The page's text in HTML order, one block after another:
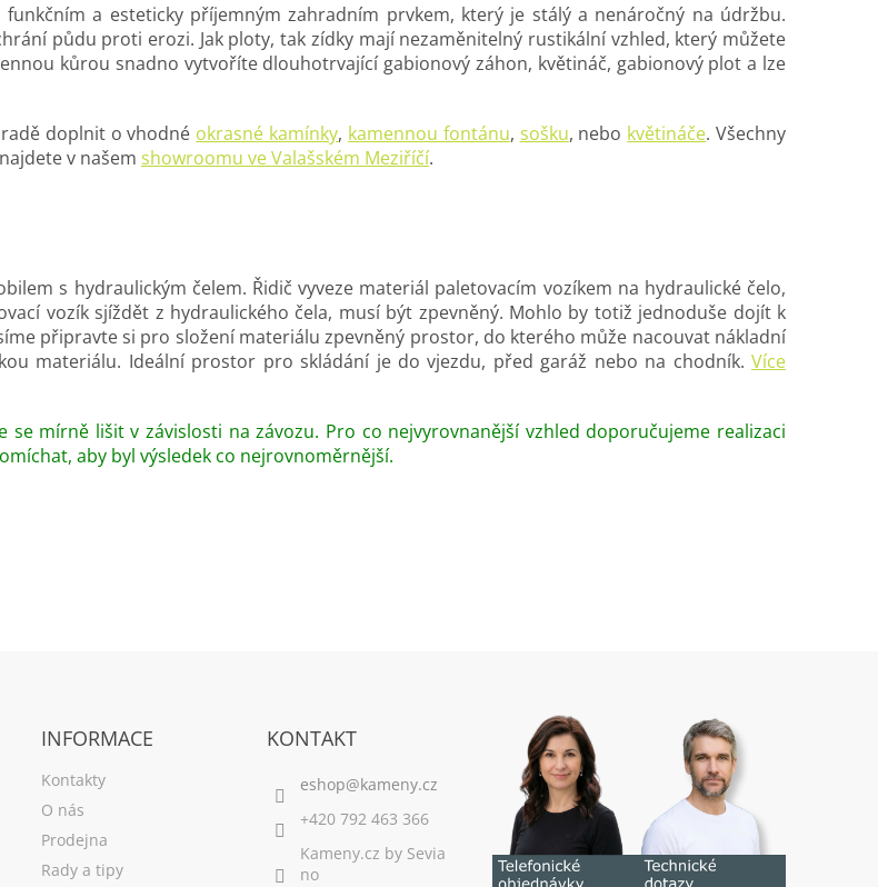
a esteticky příjemným zahradním prvkem, který je stálý a nenáročný na údržbu.
půdu proti erozi. Jak ploty, tak zídky mají nezaměnitelný rustikální vzhled, který můžete
kůrou snadno vytvoříte dlouhotrvající gabionový záhon, květináč, gabionový plot a lze
doplnit o vhodné okrasné kamínky, kamennou fontánu, sošku, nebo květináče. Všechny
najdete v našem showroomu ve Valašském Meziříčí.
s hydraulickým čelem. Řidič vyveze materiál paletovacím vozíkem na hydraulické čelo,
vozík sjíždět z hydraulického čela, musí být zpevněný. Mohlo by totiž jednoduše dojít k
připravte si pro složení materiálu zpevněný prostor, do kterého může nacouvat nákladní
materiálu. Ideální prostor pro skládání je do vjezdu, před garáž nebo na chodník. Více
mírně lišit v závislosti na závozu. Pro co nejvyrovnanější vzhled doporučujeme realizaci
aby byl výsledek co nejrovnoměrnější.
INFORMACE
Kontakty
O nás
Prodejna
Rady a tipy
KONTAKT
+420 792 463 366
Kameny.cz by Sevia
no